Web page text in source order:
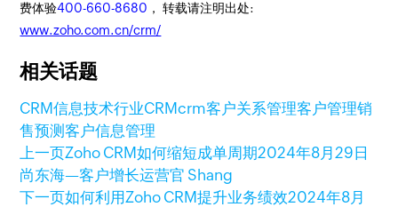
费体验400-660-8680 ， 转载请注明出处:
www.zoho.com.cn/crm/
相关话题
CRM信息技术行业CRMcrm客户关系管理客户管理销
售预测客户信息管理
上一页Zoho CRM如何缩短成单周期2024年8月29日
尚东海—客户增长运营官 Shang
下一页如何利用Zoho CRM提升业务绩效2024年8月